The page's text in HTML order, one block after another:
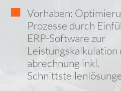
Vorhaben:
Prozesse durch
ERP-Software zur
Leistungskalkulation
abrechnung inkl.